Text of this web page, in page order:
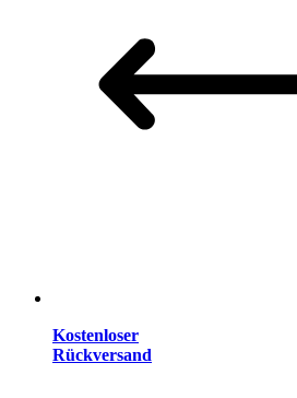
Kostenloser
Rückversand